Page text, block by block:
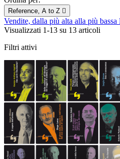
Reference, A to Z 
Vendite, dalla più alta alla più bassa
Visualizzati 1-13 su 13 articoli
Filtri attivi